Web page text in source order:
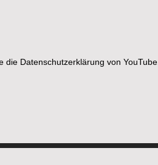
Datenschutzerklärung von YouTube.